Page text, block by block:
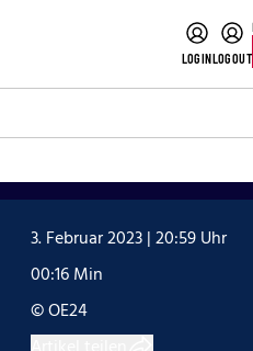
LOGINLOGOUT
3. Februar 2023 | 20:59 Uhr
00:16 Min
© OE24